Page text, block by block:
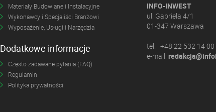
Materiały Budowlane i Instalacyjne
Wykonawcy i Specjaliści Branżowi
Wyposażenie, Usługi i Narzędzia
Dodatkowe informacje
Często zadawane pytania (FAQ)
Regulamin
Polityka prywatności
INFO-INWEST
ul. Gabriela 4/1
01-347 Warszawa
tel. +48 22 532 14 00
e-mail: